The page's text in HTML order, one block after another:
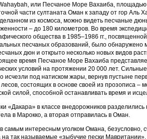
или Песчаное Море Вахаиба, площадью
части султаната Оман к западу от гор Аль
из космоса, можно видеть песчаные
– до 180 километров. Во время
общества в 1985–1986 гг., посвященной
песчаных образований, было обнаружено
дюн и открыто несколько новых видов
время Песчаное Море Вахаиба
условий на протяжении 20 000 лет.
исчезли под натиском жары, вернув пустыне
состоящих в основе своей из прозописа –
силой, способной останавливать время и
«Дакара» в классе внедорожников
в Марокко, а вторая отправилась в Оман.
самым интересным уголком Омана, безусловно,
на так называемые «зыбучие пески